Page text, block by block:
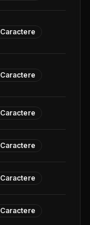
Caractere
Caractere
Caractere
Caractere
Caractere
Caractere